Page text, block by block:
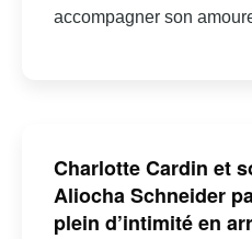
accompagner son
Charlotte Cardin et
Aliocha Schneider
plein d’intimité en